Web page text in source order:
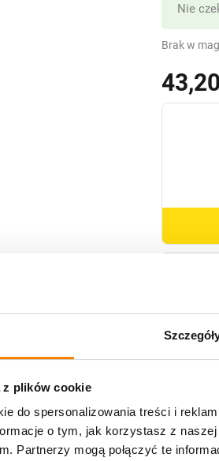
z plików cookie
do spersonalizowania treści i
o tym, jak korzystasz z
Partnerzy mogą połączyć te
43,20
Brak w
Nie